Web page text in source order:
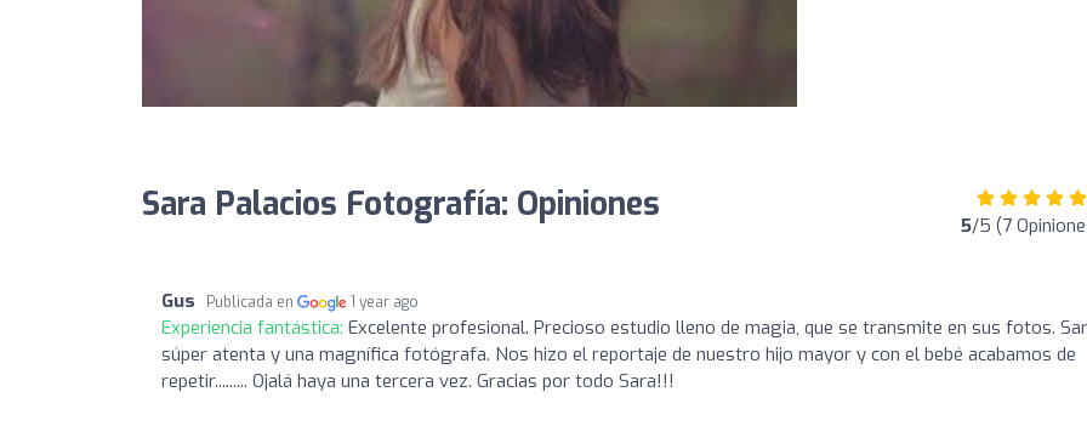
Sara Palacios Fotografía: Opiniones 5/5 (7
Gus Publicada en 1 year ago
Experiencia fantástica: Excelente profesional. Precioso estudio lleno de magia, que se transmite en sus fotos.
súper atenta y una magnífica fotógrafa. Nos hizo el reportaje de nuestro hijo mayor y con el bebé acabamos de
repetir......... Ojalá haya una tercera vez. Gracias por todo Sara!!!